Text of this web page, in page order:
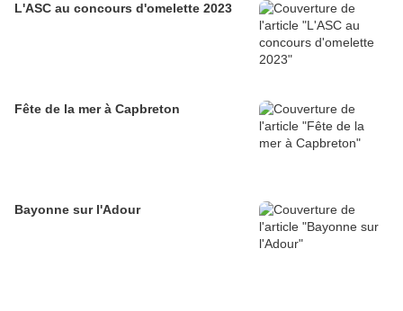
L'ASC au concours d'omelette 2023
Fête de la mer à Capbreton
Bayonne sur l'Adour